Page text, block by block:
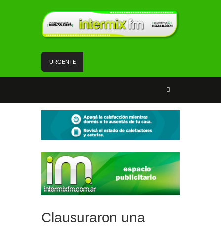
URGENTE
su viaje de egresados para cantar en la semifinal
de un programa de TV
La Red SUBE dejó de aplicar el 50% de
La Patrulla Urbana Municipal secuestró 11
vehículos durante un operativo de control en
Ezpeleta
Andrés Watson junto a vecinos y vecinas de San
Clausuraron una